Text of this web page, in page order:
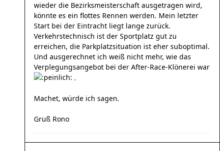
wieder die Bezirksmeisterschaft ausgetragen wird,
könnte es ein flottes Rennen werden. Mein letzter
Start bei der Eintracht liegt lange zurück.
Verkehrstechnisch ist der Sportplatz gut zu
erreichen, die Parkplatzsituation ist eher suboptimal.
Und ausgerechnet ich weiß nicht mehr, wie das
Verplegungsangebot bei der After-Race-Klönerei war
.
Machet, würde ich sagen.
Gruß Rono